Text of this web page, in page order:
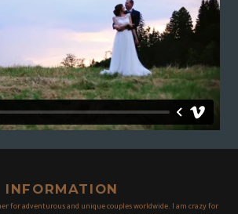
INFORMATION
for adventurous and unique couples worldwide. I am crazy for